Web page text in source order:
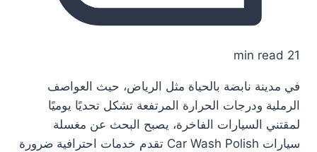
21 min read
في مدينة نابضة بالحياة مثل الرياض، حيث العواصف
الرملية ودرجات الحرارة المرتفعة تشكل تحديًا يوميًا
لمقتني السيارات الفاخرة، يصبح البحث عن مغسلة
سيارات Car Wash Polish تقدم خدمات احترافية ضرورة